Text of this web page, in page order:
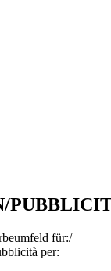
für:/
per: